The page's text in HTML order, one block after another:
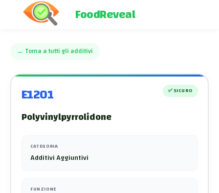
FoodReveal
← Torna a tutti gli additivi
E1201 ✅SICURO
Polyvinylpyrrolidone
CATEGORIA
Additivi Aggiuntivi
FUNZIONE